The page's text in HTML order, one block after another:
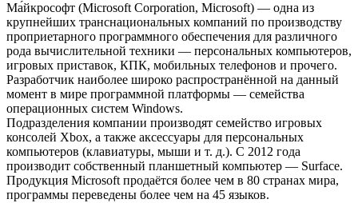
Ма́йкрософт (Microsoft Corporation, Microsoft) — одна из
крупнейших транснациональных компаний по производству
проприетарного программного обеспечения для различного
рода вычислительной техники — персональных компьютеров,
игровых приставок, КПК, мобильных телефонов и прочего.
Разработчик наиболее широко распространённой на данный
момент в мире программной платформы — семейства
операционных систем Windows.
Подразделения компании производят семейство игровых
консолей Xbox, а также аксессуары для персональных
компьютеров (клавиатуры, мыши и т. д.). C 2012 года
производит собственный планшетный компьютер — Surface.
Продукция Microsoft продаётся более чем в 80 странах мира,
программы переведены более чем на 45 языков.